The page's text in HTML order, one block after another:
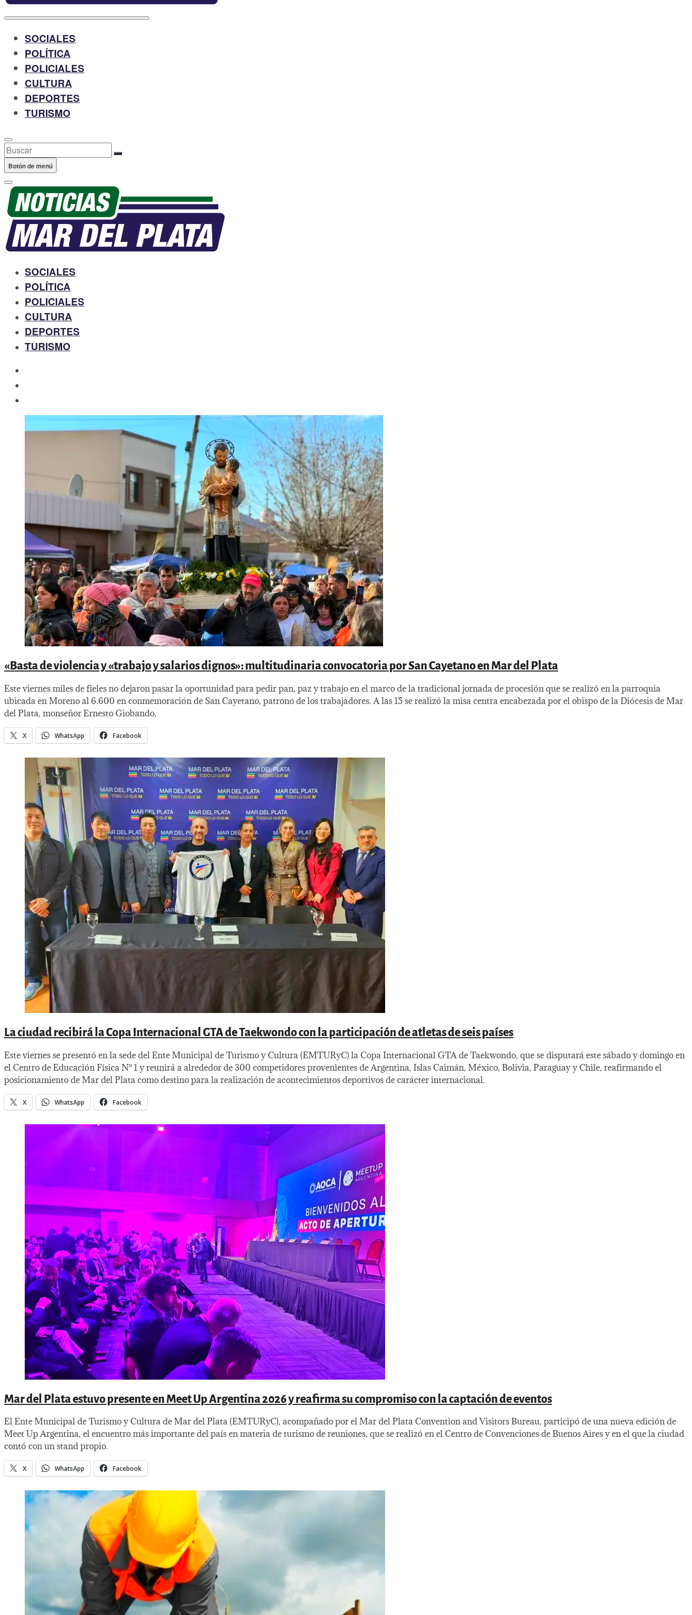
SOCIALES
POLÍTICA
POLICIALES
CULTURA
DEPORTES
TURISMO
Buscar
Botón de menú
SOCIALES
POLÍTICA
POLICIALES
CULTURA
DEPORTES
TURISMO
«Basta de violencia y «trabajo y salarios dignos»: multitudinaria convocatoria por San Cayetano en Mar del Plata
Este viernes miles de fieles no dejaron pasar la oportunidad para pedir pan, paz y trabajo en el marco de la tradicional jornada de procesión que se realizó en la parroquia
ubicada en Moreno al 6.600 en conmemoración de San Cayetano, patrono de los trabajadores. A las 15 se realizó la misa centra encabezada por el obispo de la Diócesis de Mar
del Plata, monseñor Ernesto Giobando,
X WhatsApp Facebook
La ciudad recibirá la Copa Internacional GTA de Taekwondo con la participación de atletas de seis países
Este viernes se presentó en la sede del Ente Municipal de Turismo y Cultura (EMTURyC) la Copa Internacional GTA de Taekwondo, que se disputará este sábado y domingo en
el Centro de Educación Física N° 1 y reunirá a alrededor de 300 competidores provenientes de Argentina, Islas Caimán, México, Bolivia, Paraguay y Chile, reafirmando el
posicionamiento de Mar del Plata como destino para la realización de acontecimientos deportivos de carácter internacional.
X WhatsApp Facebook
Mar del Plata estuvo presente en Meet Up Argentina 2026 y reafirma su compromiso con la captación de eventos
El Ente Municipal de Turismo y Cultura de Mar del Plata (EMTURyC), acompañado por el Mar del Plata Convention and Visitors Bureau, participó de una nueva edición de
Meet Up Argentina, el encuentro más importante del país en materia de turismo de reuniones, que se realizó en el Centro de Convenciones de Buenos Aires y en el que la ciudad
contó con un stand propio.
X WhatsApp Facebook